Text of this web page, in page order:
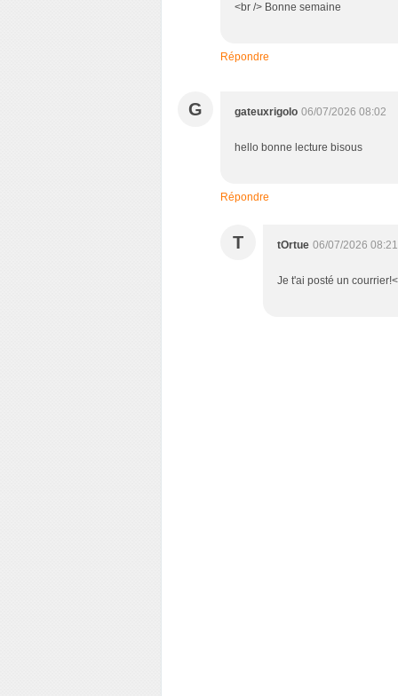
<br /> Bonne semaine
Répondre
G gateuxrigolo 06/07/2026 08:02
hello bonne lecture bisous
Répondre
T tOrtue 06/07/2026 08:21
Je t'ai posté un